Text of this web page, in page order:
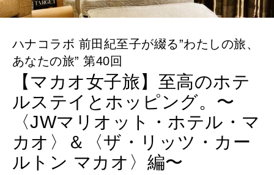
CULTURE
自分を耕す
WORK&MONEY
いい人生って？
MAGAZINE
特集
ハナコラボ 前田紀至子が綴る”わたしの旅、
あなたの旅” 第40回
【マカオ女子旅】至高のホテ
ルステイとホッピング。〜
〈JWマリオット・ホテル・マ
カオ〉＆〈ザ・リッツ・カー
ルトン マカオ〉編〜